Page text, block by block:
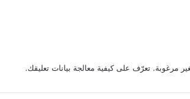
تعرّف على كيفية معالجة بيانات تعليقك.